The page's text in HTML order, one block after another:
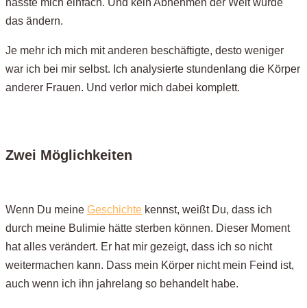
das ändern.
Je mehr ich mich mit anderen beschäftigte, desto weniger
war ich bei mir selbst. Ich analysierte stundenlang die Körper
anderer Frauen. Und verlor mich dabei komplett.
Zwei Möglichkeiten
Wenn Du meine Geschichte kennst, weißt Du, dass ich
durch meine Bulimie hätte sterben können. Dieser Moment
hat alles verändert. Er hat mir gezeigt, dass ich so nicht
weitermachen kann. Dass mein Körper nicht mein Feind ist,
auch wenn ich ihn jahrelang so behandelt habe.